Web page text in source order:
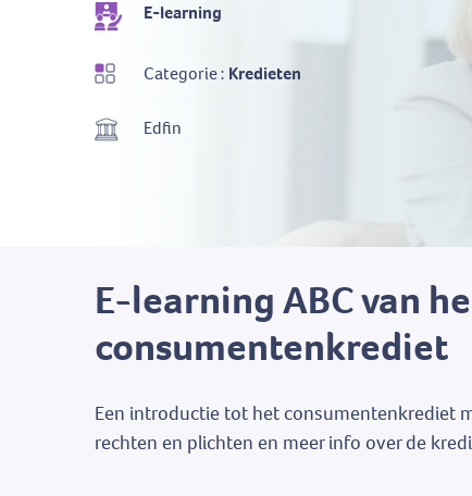
E-learning
Categorie : Kredieten
Edfin
E-learning ABC van
consumentenkrediet
Een introductie tot het consumentenkrediet
rechten en plichten en meer info over de